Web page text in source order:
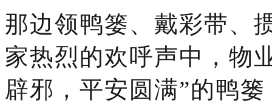
那边领鸭篓、戴彩带、
家热烈的欢呼声中，物
辟邪，平安圆满”的鸭